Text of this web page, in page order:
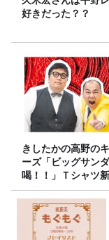
好きだった？？
きしたかの高野の
ーズ「ビッグサン
喝！！」Ｔシャツ
決定！